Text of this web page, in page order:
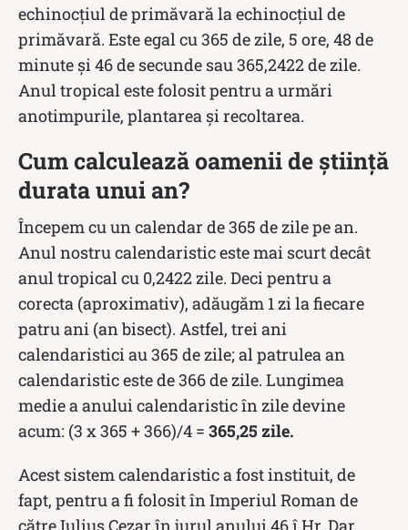
echinocțiul de primăvară la echinocțiul de
primăvară. Este egal cu 365 de zile, 5 ore, 48 de
minute și 46 de secunde sau 365,2422 de zile.
Anul tropical este folosit pentru a urmări
anotimpurile, plantarea și recoltarea.
Cum calculează oamenii de știință
durata unui an?
Începem cu un calendar de 365 de zile pe an.
Anul nostru calendaristic este mai scurt decât
anul tropical cu 0,2422 zile. Deci pentru a
corecta (aproximativ), adăugăm 1 zi la fiecare
patru ani (an bisect). Astfel, trei ani
calendaristici au 365 de zile; al patrulea an
calendaristic este de 366 de zile. Lungimea
medie a anului calendaristic în zile devine
acum: (3 x 365 + 366)/4 = 365,25 zile.
Acest sistem calendaristic a fost instituit, de
fapt, pentru a fi folosit în Imperiul Roman de
către Iulius Cezar în jurul anului 46 î.Hr. Dar,